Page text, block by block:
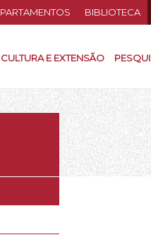
BIBLIOTECA
CULTURA E EXTENSÃO